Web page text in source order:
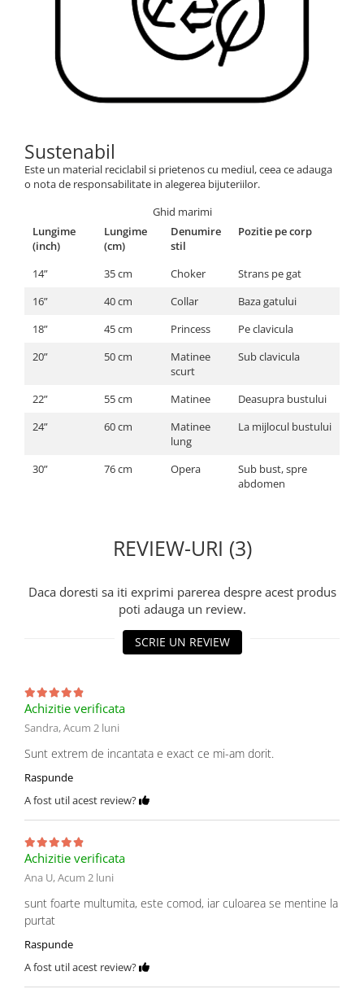
Sustenabil
Este un material reciclabil si prietenos cu mediul, ceea ce adauga
o nota de responsabilitate in alegerea bijuteriilor.
Ghid marimi
Lungime
(inch)
Lungime
(cm)
Denumire
stil
Pozitie pe corp
14” 35 cm Choker
Strans pe gat
16”
40 cm Collar
Baza gatului
18”
45 cm Princess
Pe clavicula
20”
50 cm
Matinee
scurt
Sub clavicula
22” 55 cm Matinee
Deasupra bustului
24”
60 cm
Matinee
lung
La mijlocul bustului
30” 76 cm Opera
Sub bust, spre
abdomen
REVIEW-URI (3)
Daca doresti sa iti exprimi parerea despre acest produs
poti adauga un review.
SCRIE UN REVIEW
Achizitie verificata
Sandra,Acum 2 luni
Sunt extrem de incantata e exact ce mi-am dorit.
Raspunde
A fost util acest review?
Achizitie verificata
Ana U,Acum 2 luni
sunt foarte multumita, este comod, iar culoarea se mentine la
purtat
Raspunde
A fost util acest review?